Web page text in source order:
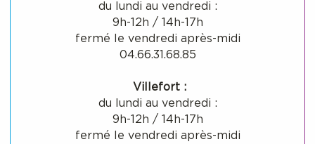
du lundi au vendredi :
9h-12h / 14h-17h
fermé le vendredi après-midi
04.66.31.68.85
Villefort :
du lundi au vendredi :
9h-12h / 14h-17h
fermé le vendredi après-midi